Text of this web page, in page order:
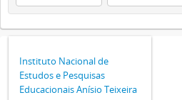
Instituto Nacional de
Estudos e Pesquisas
Educacionais Anísio Teixeira